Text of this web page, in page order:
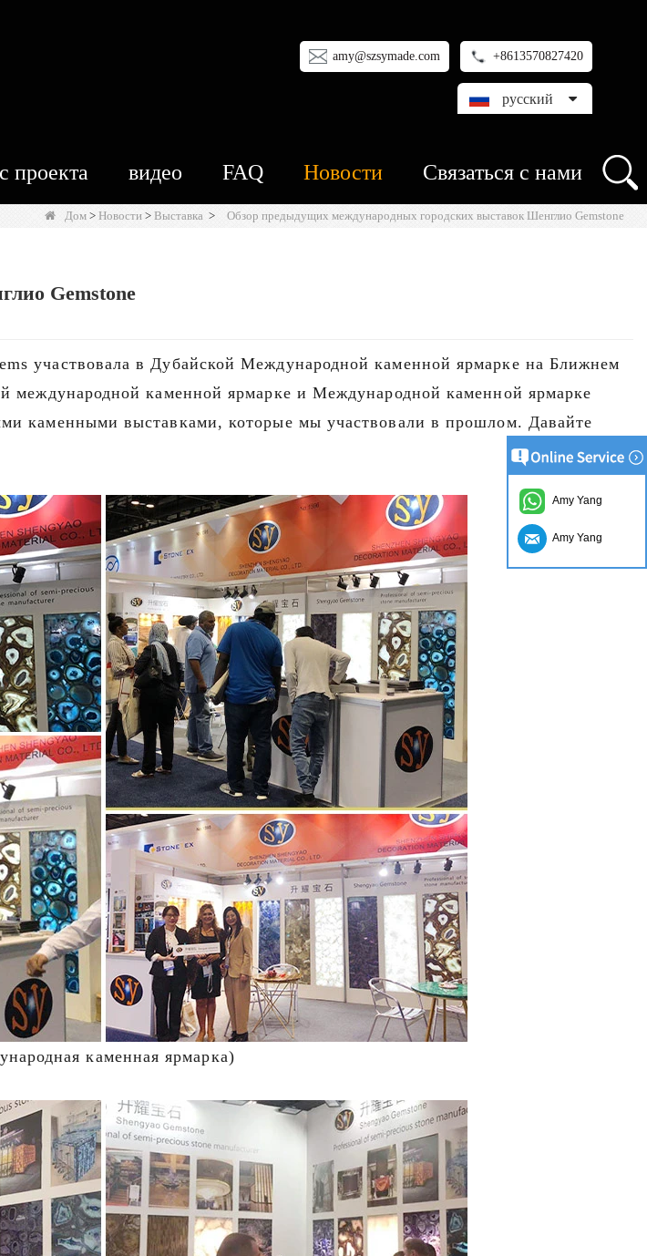
amy@szsymade.com +8613570827420
русский
проекта видео FAQ Новости Связаться с нами
Дом > Новости > Выставка > Обзор предыдущих международных городских выставок Шенглио Gemstone
Gemstone
участвовала в Дубайской Международной каменной ярмарке на Ближнем
международной каменной ярмарке и Международной каменной ярмарке
каменными выставками, которые мы участвовали в прошлом. Давайте
каменная ярмарка)
Amy Yang
Amy Yang